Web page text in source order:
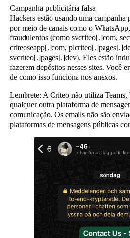
Campanha publicitária falsa
Hackers estão usando uma
por meio de canais como o
fraudulentos (como svcriteo[.]com,
criteoseapp[.]com,
svcriteo[.]pages[.]dev). Eles estão
fazerem depósitos nesses sites. Você
de como isso funciona nos anexos.
Lembrete: A Criteo não utiliza Teams,
qualquer outra plataforma de
comunicação. Os emails não são
plataformas de mensagens públicas